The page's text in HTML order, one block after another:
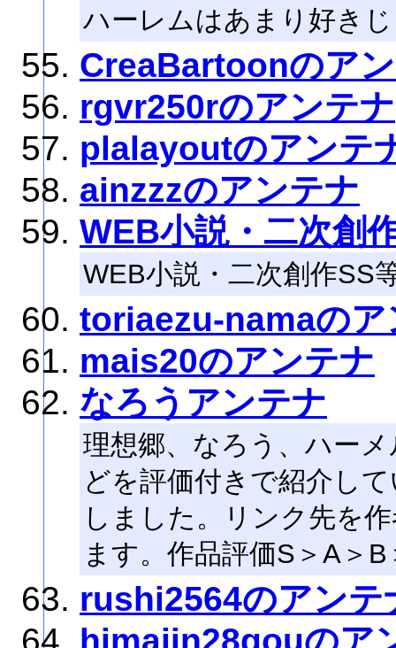
ハーレムはあまり好き
CreaBartoonのア
rgvr250rのアンテナ
plalayoutのアンテ
ainzzzのアンテナ
WEB小説・二次創
WEB小説・二次創作SS
toriaezu-namaのア
mais20のアンテナ
なろうアンテナ
理想郷、なろう、ハー
どを評価付きで紹介し
しました。リンク先を
ます。作品評価S＞A＞B
rushi2564のアンテ